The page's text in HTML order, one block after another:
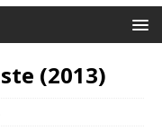
(2013)